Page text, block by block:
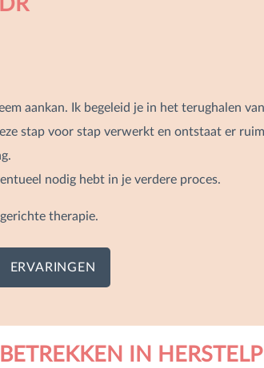
aankan. Ik begeleid je in het terughalen
stap voor stap verwerkt en ontstaat er
nodig hebt in je verdere proces.
therapie.
ERVARINGEN
IN